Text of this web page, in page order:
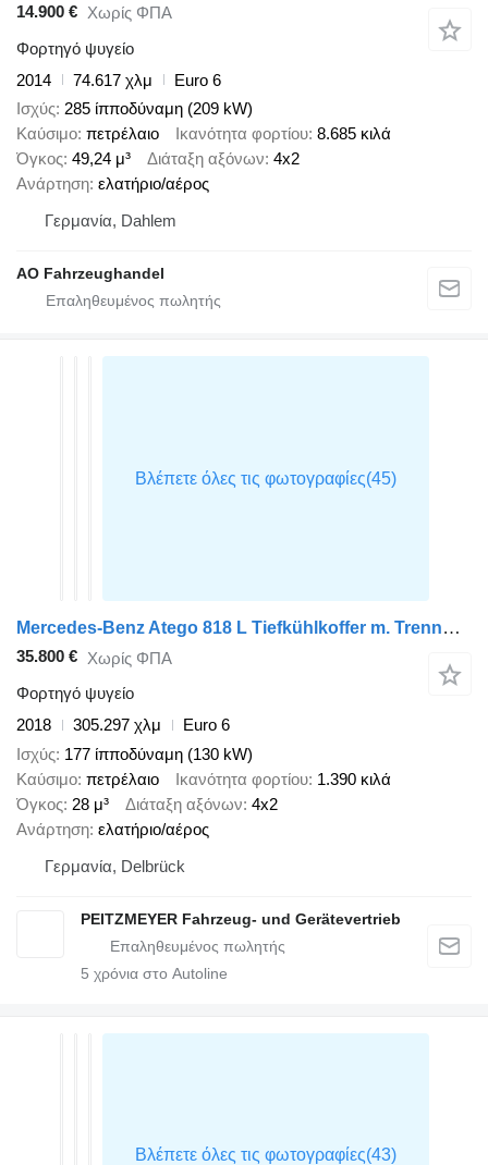
14.900 € Χωρίς ΦΠΑ
Φορτηγό ψυγείο
2014
74.617 χλμ
Euro 6
Ισχύς 285 ίπποδύναμη (209 kW)
Καύσιμο πετρέλαιο Ικανότητα φορτίου 8.685 κιλά
Όγκος 49,24 μ³ Διάταξη αξόνων 4x2
Ανάρτηση ελατήριο/αέρος
Γερμανία, Dahlem
AO Fahrzeughandel
Mercedes-Benz Atego 818 L Tiefkühlkoffer m. Trennwand, Thermo T 800, LBW, Kli
35.800 € Χωρίς ΦΠΑ
Φορτηγό ψυγείο
2018
305.297 χλμ
Euro 6
Ισχύς 177 ίπποδύναμη (130 kW)
Καύσιμο πετρέλαιο Ικανότητα φορτίου 1.390 κιλά
Όγκος 28 μ³ Διάταξη αξόνων 4x2
Ανάρτηση ελατήριο/αέρος
Γερμανία, Delbrück
PEITZMEYER Fahrzeug- und Gerätevertrieb
5 χρόνια στο Autoline